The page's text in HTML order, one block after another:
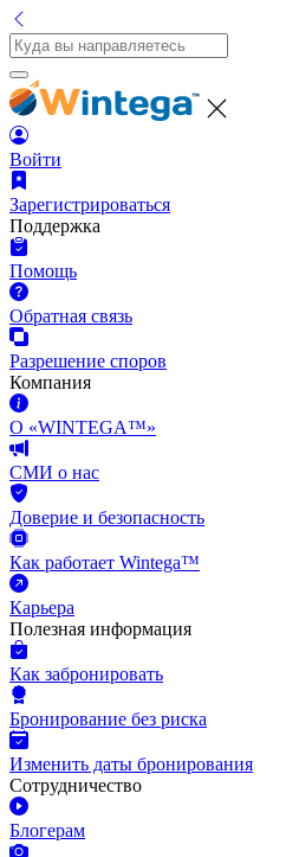
Войти
Зарегистрироваться
Поддержка
Помощь
Обратная связь
Разрешение споров
Компания
О «WINTEGA™»
СМИ о нас
Доверие и безопасность
Как работает Wintega™
Карьера
Полезная информация
Как забронировать
Бронирование без риска
Изменить даты бронирования
Сотрудничество
Блогерам